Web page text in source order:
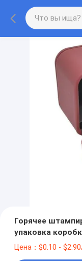
Горячее
упаковка
подарочный
Цена：$0.10 -